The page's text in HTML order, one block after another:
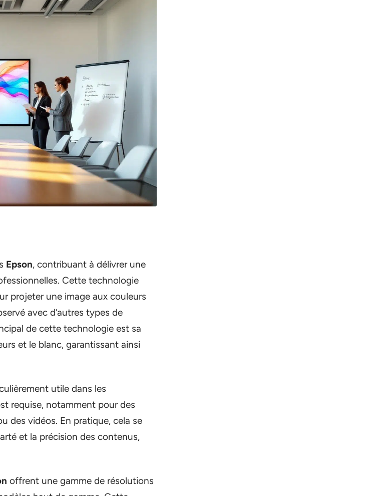
Epson, contribuant à délivrer une
Cette technologie
projeter une image aux couleurs
avec d’autres types de
de cette technologie est sa
et le blanc, garantissant ainsi
utile dans les
requise, notamment pour des
des vidéos. En pratique, cela se
et la précision des contenus,
offrent une gamme de résolutions